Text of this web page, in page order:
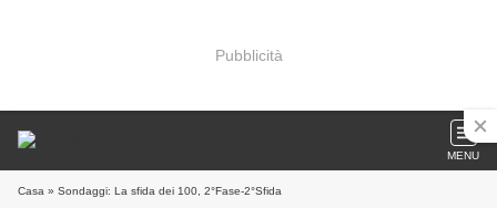
Pubblicità
MENU
Casa » Sondaggi: La sfida dei 100, 2°Fase-2°Sfida